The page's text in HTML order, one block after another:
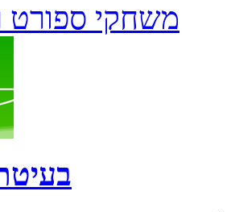
משחקי ספורט